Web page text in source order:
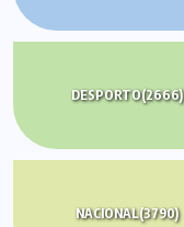
DESPORTO(2666)
NACIONAL(3790)